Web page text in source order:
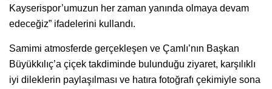
Kayserispor’umuzun her zaman yanında olmaya devam
edeceğiz” ifadelerini kullandı.
Samimi atmosferde gerçekleşen ve Çamlı’nın Başkan
Büyükkılıç’a çiçek takdiminde bulunduğu ziyaret, karşılıklı
iyi dileklerin paylaşılması ve hatıra fotoğrafı çekimiyle sona